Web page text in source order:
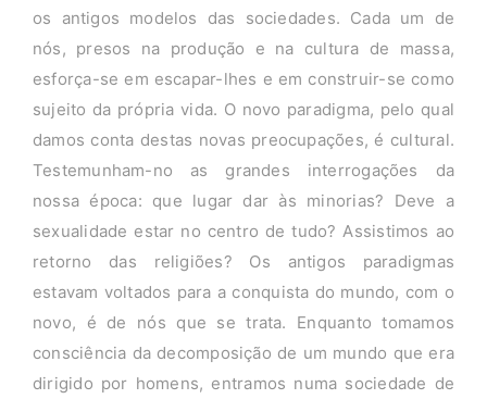
os antigos modelos das sociedades. Cada um de
nós, presos na produção e na cultura de massa,
esforça-se em escapar-lhes e em construir-se como
sujeito da própria vida. O novo paradigma, pelo qual
damos conta destas novas preocupações, é cultural.
Testemunham-no as grandes interrogações da
nossa época: que lugar dar às minorias? Deve a
sexualidade estar no centro de tudo? Assistimos ao
retorno das religiões? Os antigos paradigmas
estavam voltados para a conquista do mundo, com o
novo, é de nós que se trata. Enquanto tomamos
consciência da decomposição de um mundo que era
dirigido por homens, entramos numa sociedade de